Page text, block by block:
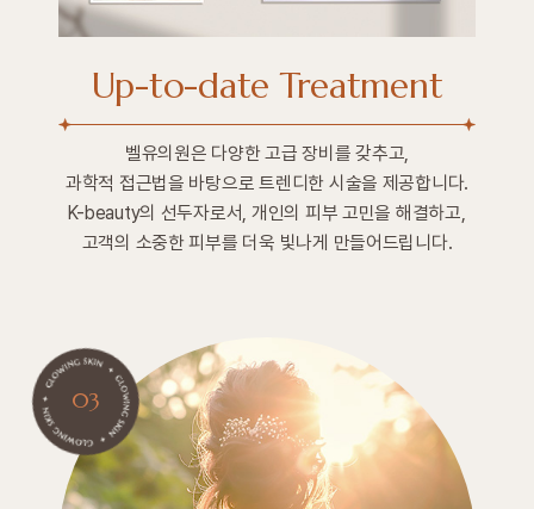
Up-to-date Treatment
벨유의원은 다양한 고급 장비를 갖추고,
과학적 접근법을 바탕으로 트렌디한 시술을 제공합니다.
K-beauty의 선두자로서, 개인의 피부 고민을 해결하고,
고객의 소중한 피부를 더욱 빛나게 만들어드립니다.
03